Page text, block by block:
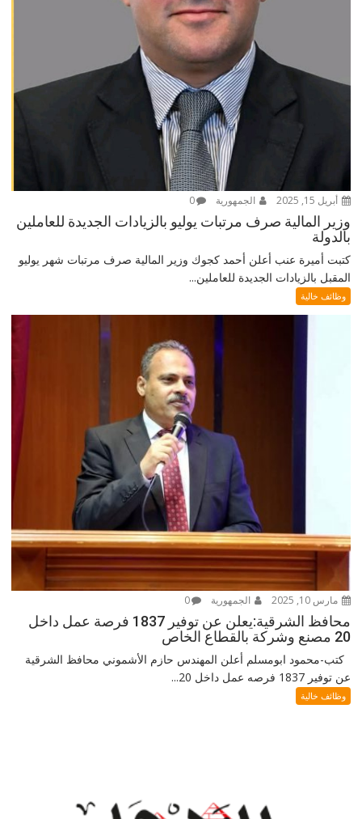
أبريل 15, 2025 الجمهورية 0
وزير المالية صرف مرتبات يوليو بالزيادات الجديدة للعاملين
بالدولة
كتبت أميرة عنب أعلن أحمد كجوك وزير المالية صرف مرتبات شهر يوليو
المقبل بالزيادات الجديدة للعاملين...
وظائف خالية
مارس 10, 2025 الجمهورية 0
محافظ الشرقية:يعلن عن توفير 1837 فرصة عمل داخل
20 مصنع وشركة بالقطاع الخاص
كتب-محمود ابومسلم أعلن المهندس حازم الأشموني محافظ الشرقية
عن توفير 1837 فرصه عمل داخل 20...
وظائف خالية